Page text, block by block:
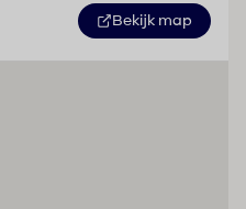
Bekijk map